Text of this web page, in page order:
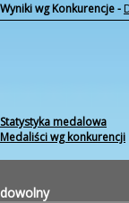
Wyniki wgKonkurencje-
Statystyka medalowa
Medaliści wg konkurencji
dowolny